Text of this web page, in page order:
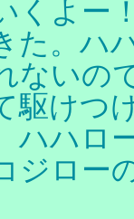
くよー
た。ハ
ないの
駆けつ
ハハロ
ジロー